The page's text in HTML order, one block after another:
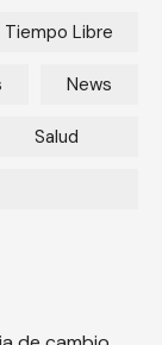
Tiempo Libre
News
Salud